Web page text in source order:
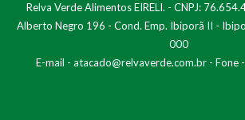
Relva Verde Alimentos EIRELI. - CNPJ:
Alberto Negro 196 - Cond. Emp. Ibiporã II -
000
E-mail - atacado@relvaverde.com.br- Fone